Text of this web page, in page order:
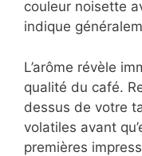
couleur noisette
indique
L’arôme révèle
qualité du café.
dessus de votre
volatiles avant
premières